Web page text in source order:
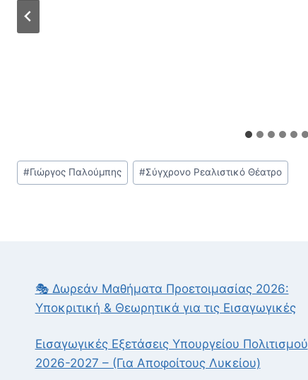
Post
Tags:
#Γιώργος Παλούμπης #Σύγχρονο Ρεαλιστικό Θέατρο
🎭 Δωρεάν Μαθήματα Προετοιμασίας 2026:
Υποκριτική & Θεωρητικά για τις Εισαγωγικές
Εισαγωγικές Εξετάσεις Υπουργείου Πολιτισμού
2026-2027 – (Για Αποφοίτους Λυκείου)